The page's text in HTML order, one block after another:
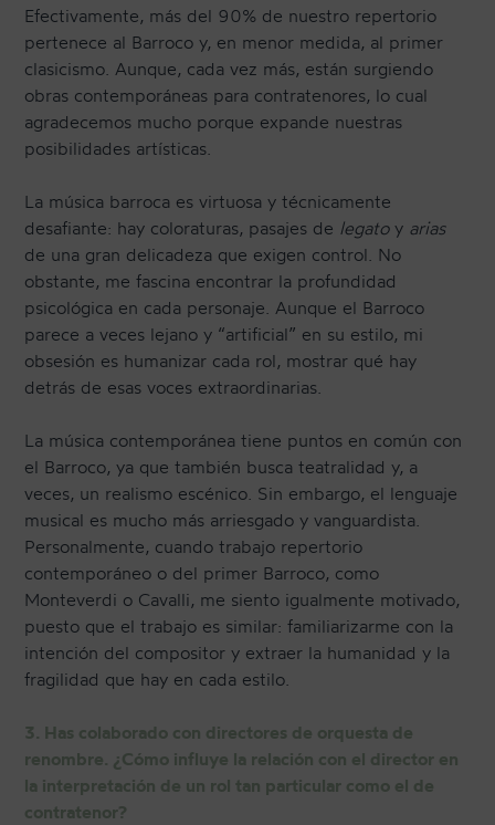
Efectivamente, más del 90% de nuestro repertorio
pertenece al Barroco y, en menor medida, al primer
clasicismo. Aunque, cada vez más, están surgiendo
obras contemporáneas para contratenores, lo cual
agradecemos mucho porque expande nuestras
posibilidades artísticas.
La música barroca es virtuosa y técnicamente
desafiante: hay coloraturas, pasajes de legatoy arias
de una gran delicadeza que exigen control. No
obstante, me fascina encontrar la profundidad
psicológica en cada personaje. Aunque el Barroco
parece a veces lejano y “artificial” en su estilo, mi
obsesión es humanizar cada rol, mostrar qué hay
detrás de esas voces extraordinarias.
La música contemporánea tiene puntos en común con
el Barroco, ya que también busca teatralidad y, a
veces, un realismo escénico. Sin embargo, el lenguaje
musical es mucho más arriesgado y vanguardista.
Personalmente, cuando trabajo repertorio
contemporáneo o del primer Barroco, como
Monteverdi o Cavalli, me siento igualmente motivado,
puesto que el trabajo es similar: familiarizarme con la
intención del compositor y extraer la humanidad y la
fragilidad que hay en cada estilo.
3. Has colaborado con directores de orquesta de
renombre. ¿Cómo influye la relación con el director en
la interpretación de un rol tan particular como el de
contratenor?